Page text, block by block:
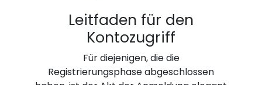
Leitfaden für den
Kontozugriff
Für diejenigen, die die
Registrierungsphase abgeschlossen